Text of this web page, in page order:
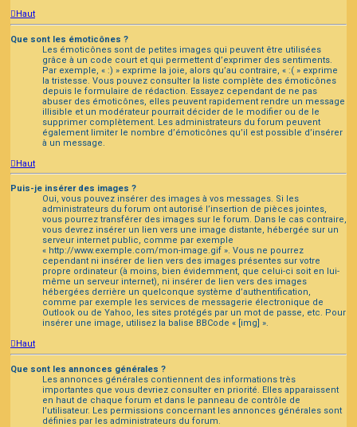
Haut
Que sont les émoticônes ?
Les émoticônes sont de petites images qui peuvent être utilisées
grâce à un code court et qui permettent d’exprimer des sentiments.
Par exemple, « :) » exprime la joie, alors qu’au contraire, « :( » exprime
la tristesse. Vous pouvez consulter la liste complète des émoticônes
depuis le formulaire de rédaction. Essayez cependant de ne pas
abuser des émoticônes, elles peuvent rapidement rendre un message
illisible et un modérateur pourrait décider de le modifier ou de le
supprimer complètement. Les administrateurs du forum peuvent
également limiter le nombre d’émoticônes qu’il est possible d’insérer
à un message.
Haut
Puis-je insérer des images ?
Oui, vous pouvez insérer des images à vos messages. Si les
administrateurs du forum ont autorisé l’insertion de pièces jointes,
vous pourrez transférer des images sur le forum. Dans le cas contraire,
vous devrez insérer un lien vers une image distante, hébergée sur un
serveur internet public, comme par exemple
« http://www.exemple.com/mon-image.gif ». Vous ne pourrez
cependant ni insérer de lien vers des images présentes sur votre
propre ordinateur (à moins, bien évidemment, que celui-ci soit en lui-
même un serveur internet), ni insérer de lien vers des images
hébergées derrière un quelconque système d’authentification,
comme par exemple les services de messagerie électronique de
Outlook ou de Yahoo, les sites protégés par un mot de passe, etc. Pour
insérer une image, utilisez la balise BBCode « [img] ».
Haut
Que sont les annonces générales ?
Les annonces générales contiennent des informations très
importantes que vous devriez consulter en priorité. Elles apparaissent
en haut de chaque forum et dans le panneau de contrôle de
l’utilisateur. Les permissions concernant les annonces générales sont
définies par les administrateurs du forum.